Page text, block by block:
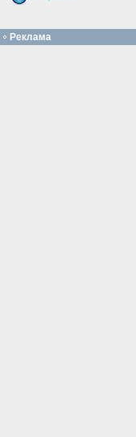
Реклама